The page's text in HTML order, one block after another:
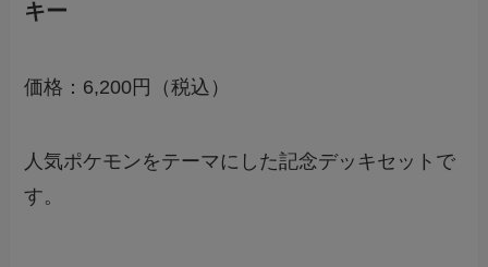
キー
価格：6,200円（税込）
人気ポケモンをテーマにした記念デッキセットで
す。